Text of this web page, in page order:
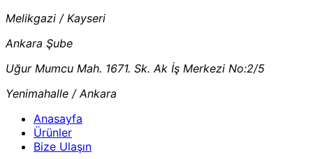
Melikgazi / Kayseri
Ankara Şube
Uğur Mumcu Mah. 1671. Sk. Ak İş Merkezi No:2/5
Yenimahalle / Ankara
Anasayfa
Ürünler
Bize Ulaşın